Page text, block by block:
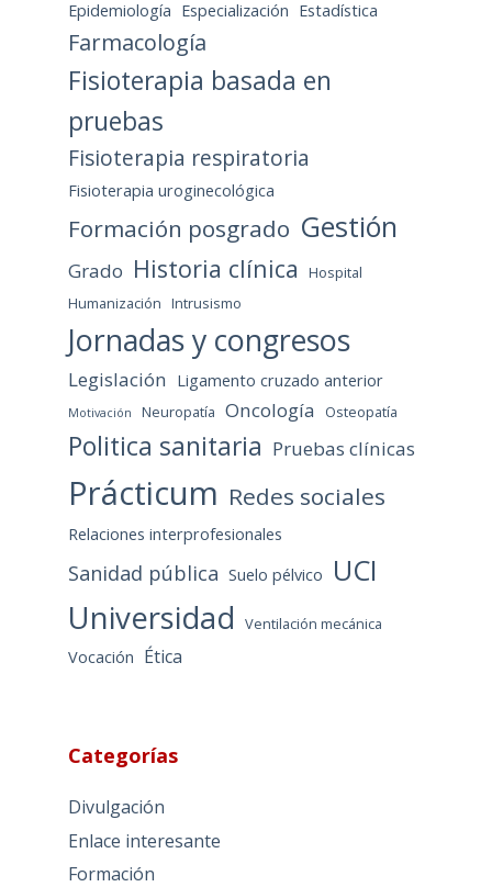
Epidemiología Especialización Estadística
Farmacología
Fisioterapia basada en
pruebas
Fisioterapia respiratoria
Fisioterapia uroginecológica
Formación posgrado Gestión
Grado Historia clínica
Hospital
Humanización Intrusismo
Jornadas y congresos
Legislación Ligamento cruzado anterior
Motivación Neuropatía Oncología Osteopatía
Politica sanitaria Pruebas clínicas
Prácticum Redes sociales
Relaciones interprofesionales
Sanidad pública Suelo pélvico UCI
Universidad Ventilación mecánica
Vocación Ética
Categorías
Divulgación
Enlace interesante
Formación